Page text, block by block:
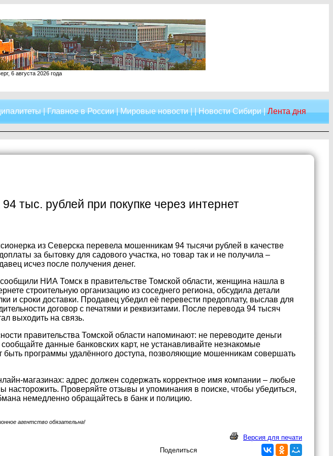
6 августа 2026 года
|Главное в России|Мировые новости| |Новости Сибири|Лента дня
тыс. рублей при покупке через интернет
из Северска перевела мошенникам 94 тысячи рублей в качестве
за бытовку для садового участка, но товар так и не получила –
исчез после получения денег.
сообщили НИА Томск в правительстве Томской области, женщина нашла в
строительную организацию из соседнего региона, обсудила детали
и сроки доставки. Продавец убедил её перевести предоплату, выслав для
договор с печатями и реквизитами. После перевода 94 тысяч
выходить на связь.
правительства Томской области напоминают: не переводите деньги
данные банковских карт, не устанавливайте незнакомые
быть программы удалённого доступа, позволяющие мошенникам совершать
магазинах: адрес должен содержать корректное имя компании – любые
Проверяйте отзывы и упоминания в поиске, чтобы убедиться,
немедленно обращайтесь в банк и полицию.
агентство обязательна!
Версия для печати
Поделиться